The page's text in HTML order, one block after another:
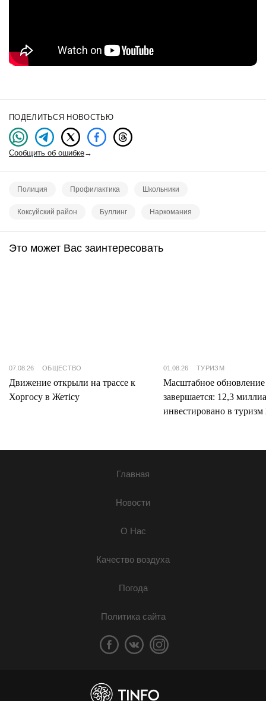
ПОДЕЛИТЬСЯ НОВОСТЬЮ
Сообщить об ошибке→
Полиция Профилактика Школьники
Коксуйский район Буллинг Наркомания
Это может Вас заинтересовать
07.08.26 ОБЩЕСТВО
Движение открыли на трассе к
Хоргосу в Жетісу
01.08.26 ТУРИЗМ
Масштабное
завершается: 12,3
инвестировано в туризм
Главная
Новости
О Нас
Качество воздуха
Погода
Политика сайта